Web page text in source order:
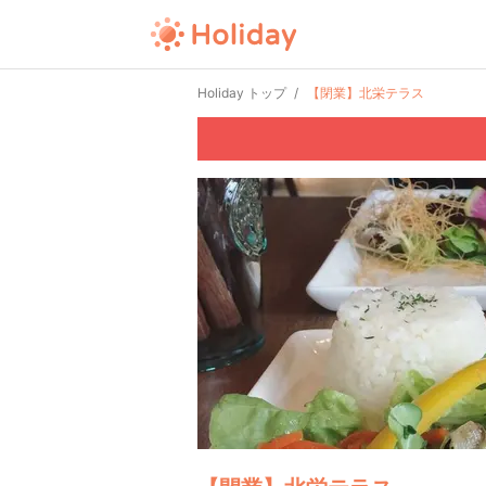
Holiday トップ 【閉業】北栄テラス